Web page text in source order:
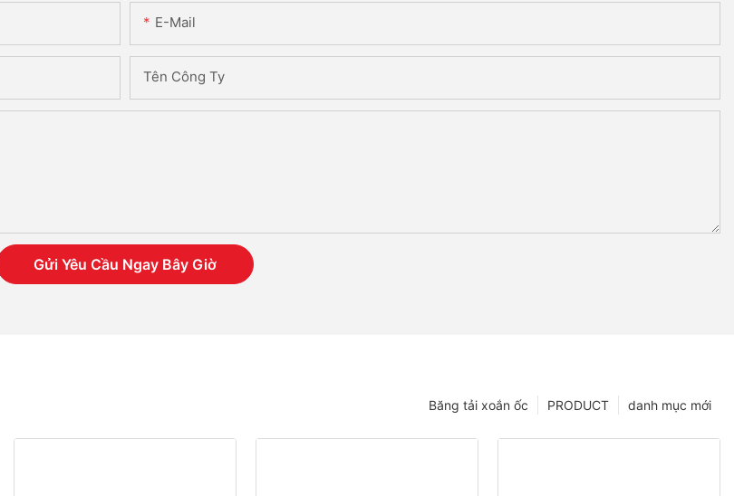
E-Mail
Tên Công Ty
Gửi Yêu Cầu Ngay Bây Giờ
danh mục mới
PRODUCT
Băng tải xoắn ốc